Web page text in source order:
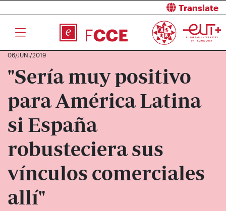
Translate
06/JUN./2019
"Sería muy positivo
para América Latina
si España
robusteciera sus
vínculos comerciales
allí"